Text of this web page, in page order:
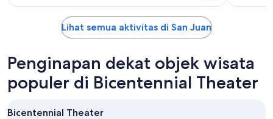
Lihat semua aktivitas di San Juan
Penginapan dekat objek wisata
populer di Bicentennial Theater
Bicentennial Theater